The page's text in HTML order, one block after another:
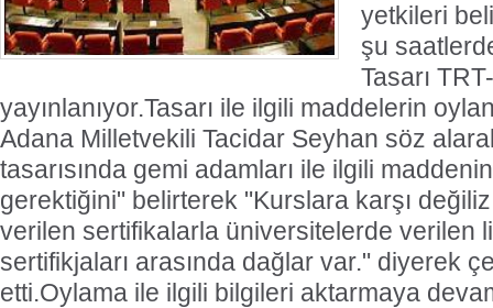
yetkileri
şu
Tasarı
yayınlanıyor.Tasarı ile ilgili maddelerin
Adana Milletvekili Tacidar Seyhan söz
tasarısında gemi adamları ile ilgili
gerektiğini" belirterek "Kurslara karşı
verilen sertifikalarla üniversitelerde verilen
sertifikjaları arasında dağlar var." diyerek
etti.Oylama ile ilgili bilgileri aktarmaya